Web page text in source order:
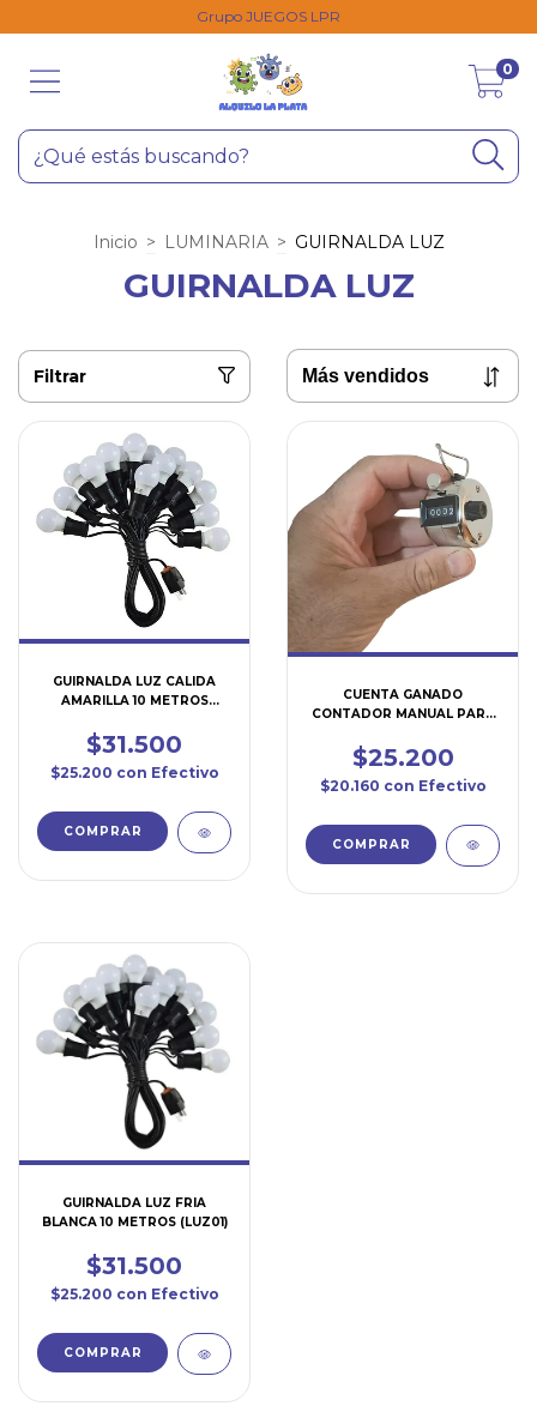
Grupo JUEGOS LPR
0
Inicio > LUMINARIA > GUIRNALDA LUZ
GUIRNALDA LUZ
Filtrar
GUIRNALDA LUZ CALIDA
AMARILLA 10 METROS
$31.500
$25.200 con Efectivo
CUENTA GANADO
CONTADOR MANUAL PARA
$25.200
$20.160 con Efectivo
GUIRNALDA LUZ FRIA
BLANCA 10 METROS (LUZ01)
$31.500
$25.200 con Efectivo